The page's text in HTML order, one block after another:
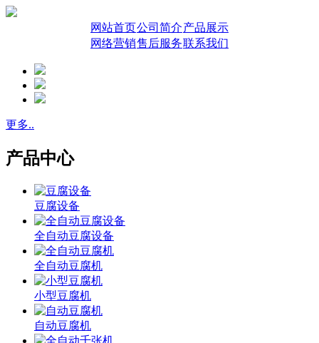
网站首页公司简介产品展示
网络营销售后服务联系我们
更多..
产品中心
豆腐设备
全自动豆腐设备
全自动豆腐机
小型豆腐机
自动豆腐机